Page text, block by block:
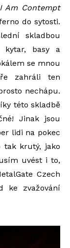
I Am Contempt
do sytosti.
skladbou
kytar, basy a
se mnou
zahráli ten
nechápu.
této skladbě
Jinak jsou
lidi na pokec
tak krutý, jako
uvést i to,
Czech
ke zvažování